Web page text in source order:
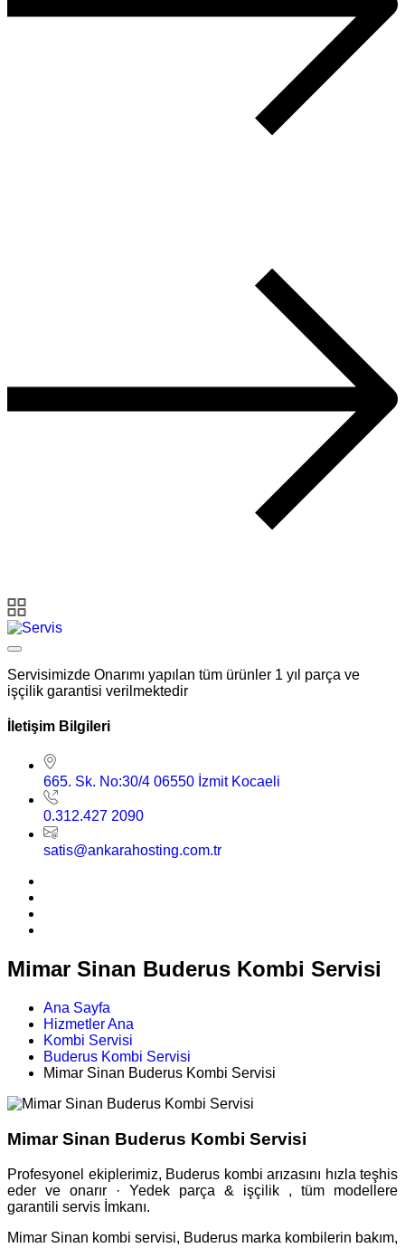
Servisimizde Onarımı yapılan tüm ürünler 1 yıl parça ve
işçilik garantisi verilmektedir
İletişim Bilgileri
665. Sk. No:30/4 06550 İzmit Kocaeli
0.312.427 2090
satis@ankarahosting.com.tr
Mimar Sinan Buderus Kombi Servisi
Ana Sayfa
Hizmetler Ana
Kombi Servisi
Buderus Kombi Servisi
Mimar Sinan Buderus Kombi Servisi
Mimar Sinan Buderus Kombi Servisi
Profesyonel ekiplerimiz, Buderus kombi arızasını hızla teşhis
eder ve onarır · Yedek parça & işçilik , tüm modellere
garantili servis İmkanı.
Mimar Sinan kombi servisi, Buderus marka kombilerin bakım,